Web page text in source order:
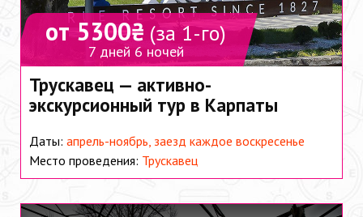
от 5300₴ (за 1-го)
7 дней 6 ночей
Трускавец — активно-
экскурсионный тур в Карпаты
Даты: апрель-ноябрь, заезд каждое воскресенье
Место проведения: Трускавец